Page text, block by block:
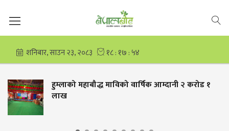
माविको वार्षिक आम्दानी २ करोड १ चार देशले